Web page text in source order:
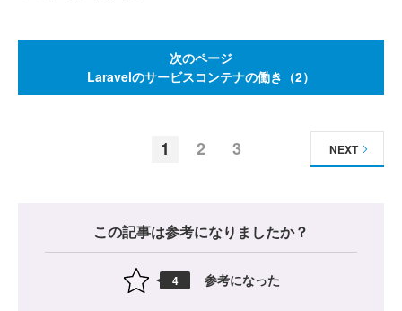
次のページ
Laravelのサービスコンテナの働き（2）
1 2 3 NEXT
この記事は参考になりましたか？
4 参考になった